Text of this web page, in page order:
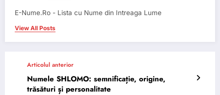
E-Nume.Ro - Lista cu Nume din Intreaga Lume
View All Posts
Articolul anterior
Numele SHLOMO: semnificație, origine,
trăsături și personalitate